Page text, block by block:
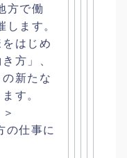
方で働
します。
はじめ
方」、
新たな
す。
の仕事に